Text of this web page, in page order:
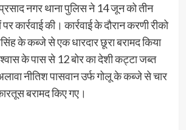
नगर थाना पुलिस ने 14 जून को तीन
की। कार्रवाई के दौरान करणी रीको
के कब्जे से एक धारदार छूरा बरामद किया
के पास से 12 बोर का देशी कट्टा जब्त
नीतिश पासवान उर्फ गोलू के कब्जे से चार
बरामद किए गए।